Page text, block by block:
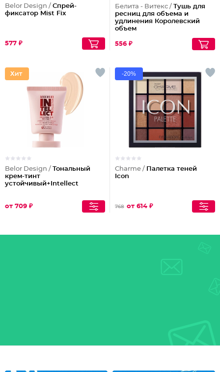
Belor Design / Спрей-
фиксатор Mist Fix
577 ₽
Белита - Витекс / Тушь для
ресниц для объема и
удлинения Королевский
объем
556 ₽
Belor Design / Тональный
крем-тинт
устойчивый+Intellect
от 709 ₽
-20%
Charme / Палетка теней
Icon
768 от 614 ₽